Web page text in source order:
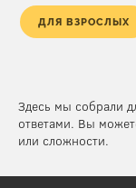
ДЛЯ ВЗРОСЛЫХ
Здесь мы собрали
ответами. Вы
или сложности.